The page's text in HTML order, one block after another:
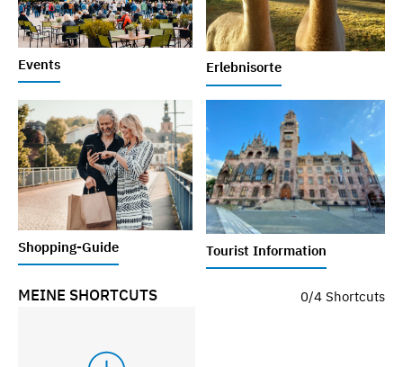
Events Erlebnisorte
Shopping-Guide Tourist Information
MEINE SHORTCUTS 0/4 Shortcuts